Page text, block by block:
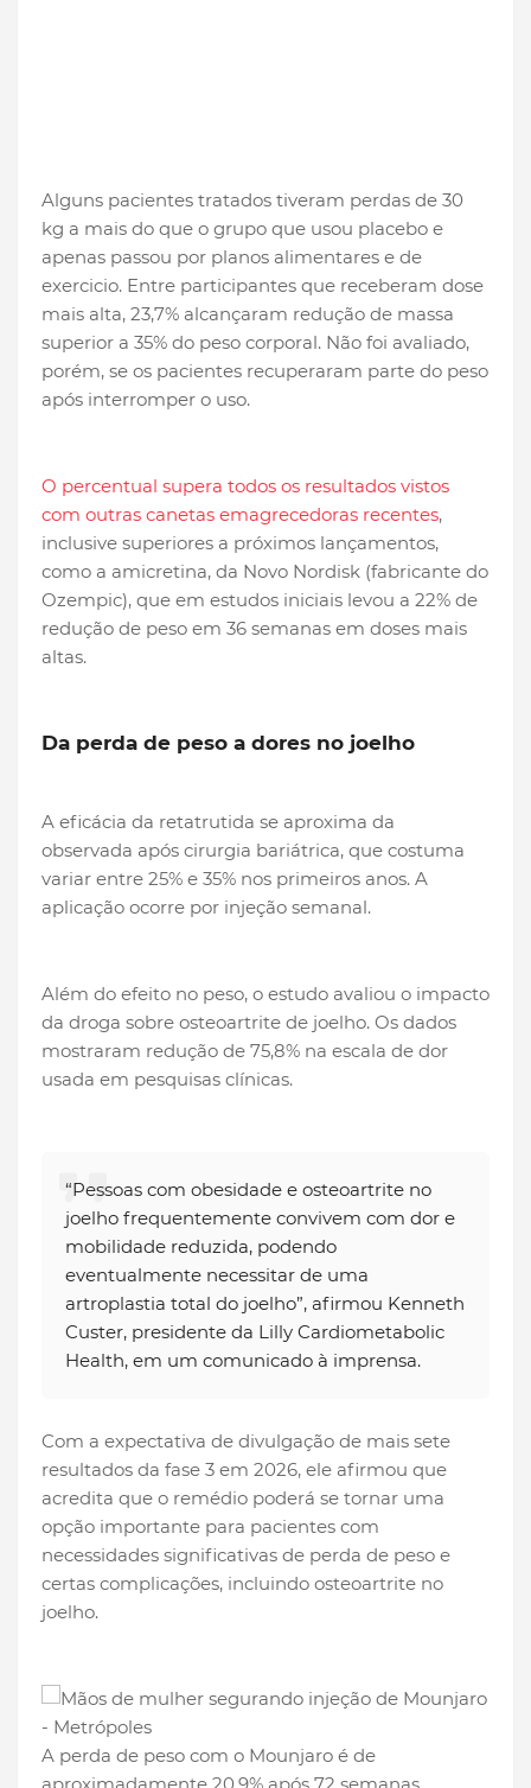
Alguns pacientes tratados tiveram perdas de 30
kg a mais do que o grupo que usou placebo e
apenas passou por planos alimentares e de
exercicio. Entre participantes que receberam dose
mais alta, 23,7% alcançaram redução de massa
superior a 35% do peso corporal. Não foi avaliado,
porém, se os pacientes recuperaram parte do peso
após interromper o uso.
O percentual supera todos os resultados vistos
com outras canetas emagrecedoras recentes,
inclusive superiores a próximos lançamentos,
como a amicretina, da Novo Nordisk (fabricante do
Ozempic), que em estudos iniciais levou a 22% de
redução de peso em 36 semanas em doses mais
altas.
Da perda de peso a dores no joelho
A eficácia da retatrutida se aproxima da
observada após cirurgia bariátrica, que costuma
variar entre 25% e 35% nos primeiros anos. A
aplicação ocorre por injeção semanal.
Além do efeito no peso, o estudo avaliou o impacto
da droga sobre osteoartrite de joelho. Os dados
mostraram redução de 75,8% na escala de dor
usada em pesquisas clínicas.
“Pessoas com obesidade e osteoartrite no
joelho frequentemente convivem com dor e
mobilidade reduzida, podendo
eventualmente necessitar de uma
artroplastia total do joelho”, afirmou Kenneth
Custer, presidente da Lilly Cardiometabolic
Health, em um comunicado à imprensa.
Com a expectativa de divulgação de mais sete
resultados da fase 3 em 2026, ele afirmou que
acredita que o remédio poderá se tornar uma
opção importante para pacientes com
necessidades significativas de perda de peso e
certas complicações, incluindo osteoartrite no
joelho.
A perda de peso com o Mounjaro é de